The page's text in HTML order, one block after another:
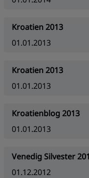
Kroatien 2013
01.01.2013
Kroatien 2013
01.01.2013
Kroatienblog 2013
01.01.2013
Venedig Silvester
01.12.2012